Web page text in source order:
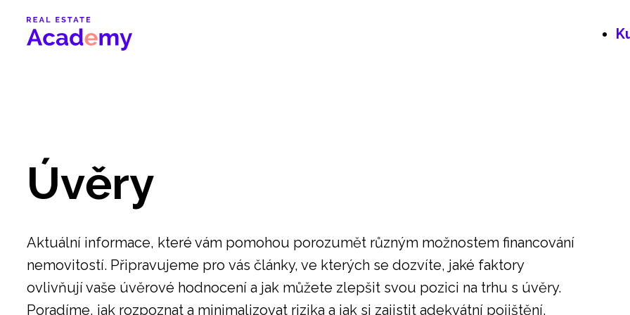
Úvěry
Aktuální informace, které vám pomohou porozumět různým možnostem financování
nemovitostí. Připravujeme pro vás články, ve kterých se dozvíte, jaké faktory
ovlivňují vaše úvěrové hodnocení a jak můžete zlepšit svou pozici na trhu s úvěry.
Poradíme, jak rozpoznat a minimalizovat rizika a jak si zajistit adekvátní pojištění.